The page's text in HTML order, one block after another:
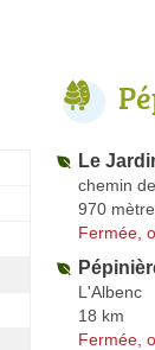
Le
chemin
970
Fermée,
L'Albenc
18 km
Fermée,